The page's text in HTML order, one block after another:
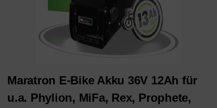
Maratron E-Bike Akku 36V 12Ah für
u.a. Phylion, MiFa, Rex, Prophete,